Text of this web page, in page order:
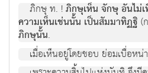
ภิกษุ ท. !ภิกษุเห็น จักษุ อันไม่
ความเห็นเช่นนั้น เป็นสัมมาทิฏฐิ (
ภิกษุนั้น.
เมื่อเห็นอยู่โดยชอบ ย่อมเบื่อหน่